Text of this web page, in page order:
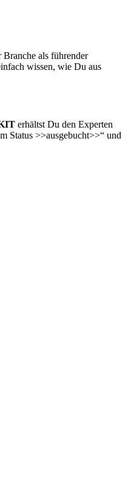
als führender
wissen, wie Du aus
erhältst Du den Experten
Status >>ausgebucht>>“ und